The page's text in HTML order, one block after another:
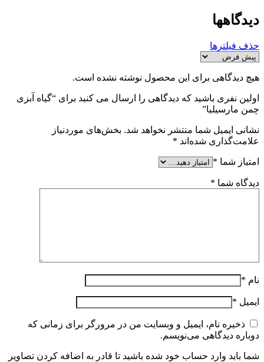
دیدگاهها
حذف فیلترها
هیچ دیدگاهی برای این محصول نوشته نشده است.
اولین نفری باشید که دیدگاهی را ارسال می کنید برای “گیاه آبزی
چمن مارسیلیا”
نشانی ایمیل شما منتشر نخواهد شد. بخش‌های موردنیاز
علامت‌گذاری شده‌اند *
امتیاز شما *
دیدگاه شما *
نام *
ایمیل *
ذخیره نام، ایمیل و وبسایت من در مرورگر برای زمانی که
دوباره دیدگاهی می‌نویسم.
شما باید وارد حساب خود شده باشید تا قادر به اضافه کردن تصاویر